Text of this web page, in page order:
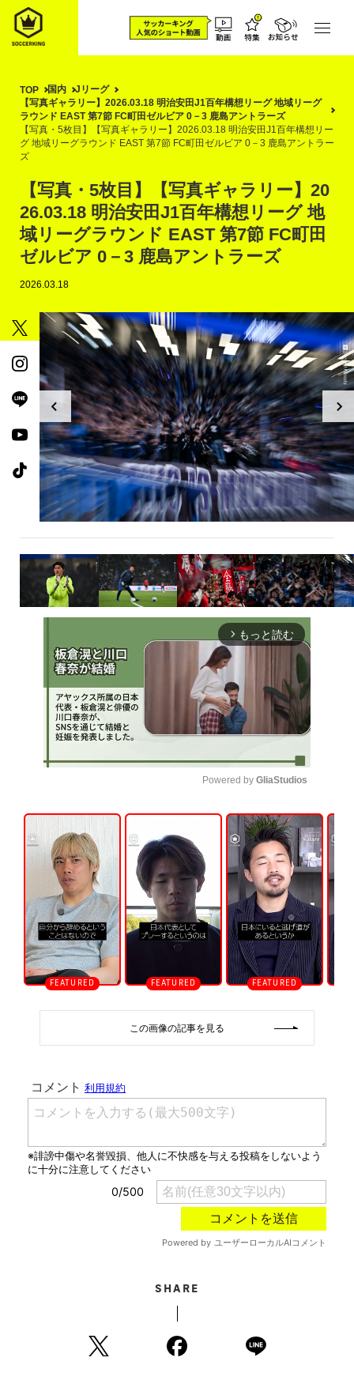
TOP 国内
Jリーグ
【写真ギャラリー】2026.03.18 明治安田J1百年構想リーグ 地域リーグ
ラウンド EAST 第7節 FC町田ゼルビア 0－3 鹿島アントラーズ
【写真・5枚目】【写真ギャラリー】2026.03.18 明治安田J1百年構想リー
グ 地域リーグラウンド EAST 第7節 FC町田ゼルビア 0－3 鹿島アントラー
ズ
【写真・5枚目】【写真ギャラリー】20
26.03.18 明治安田J1百年構想リーグ 地
域リーグラウンド EAST 第7節 FC町田
ゼルビア 0－3 鹿島アントラーズ
2026.03.18
arrow_forward_ios もっと読む
n
m
u
t
e
Powered by GliaStudios
この画像の記事を見る
SHARE